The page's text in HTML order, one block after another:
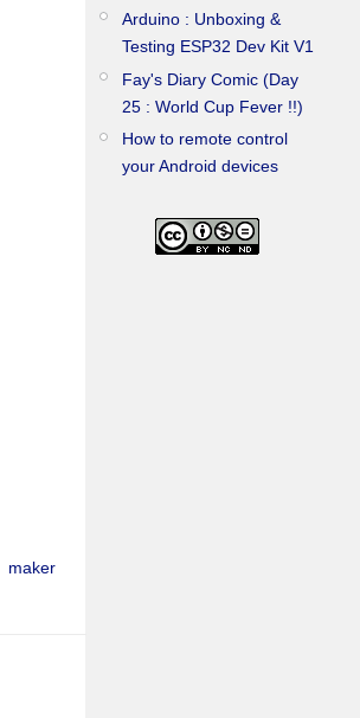
maker
Arduino : Unboxing &
Testing ESP32 Dev Kit V1
Fay's Diary Comic (Day
25 : World Cup Fever !!)
How to remote control
your Android devices